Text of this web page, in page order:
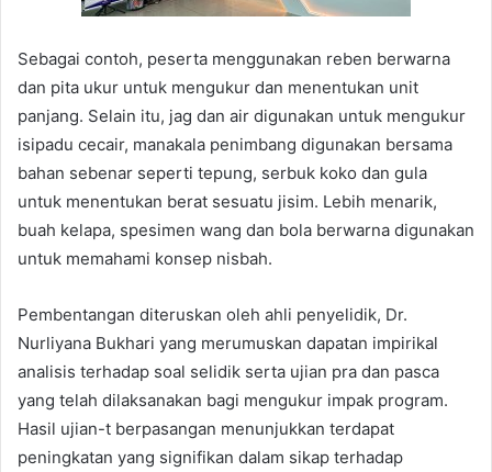
Sebagai contoh, peserta menggunakan reben berwarna
dan pita ukur untuk mengukur dan menentukan unit
panjang. Selain itu, jag dan air digunakan untuk mengukur
isipadu cecair, manakala penimbang digunakan bersama
bahan sebenar seperti tepung, serbuk koko dan gula
untuk menentukan berat sesuatu jisim. Lebih menarik,
buah kelapa, spesimen wang dan bola berwarna digunakan
untuk memahami konsep nisbah.
Pembentangan diteruskan oleh ahli penyelidik, Dr.
Nurliyana Bukhari yang merumuskan dapatan impirikal
analisis terhadap soal selidik serta ujian pra dan pasca
yang telah dilaksanakan bagi mengukur impak program.
Hasil ujian-t berpasangan menunjukkan terdapat
peningkatan yang signifikan dalam sikap terhadap